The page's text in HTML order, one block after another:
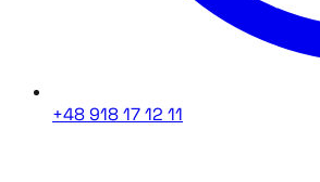
+48 918 17 12 11